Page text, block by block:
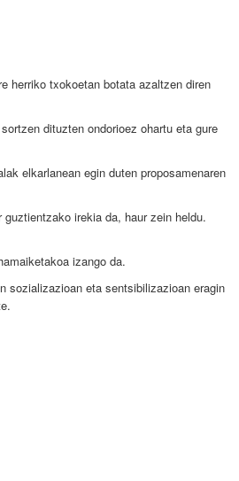
herriko txokoetan botata azaltzen diren
dituzten ondorioez ohartu eta gure
elkarlanean egin duten proposamenaren
irekia da, haur zein heldu.
izango da.
sozializazioan eta sentsibilizazioan eragin